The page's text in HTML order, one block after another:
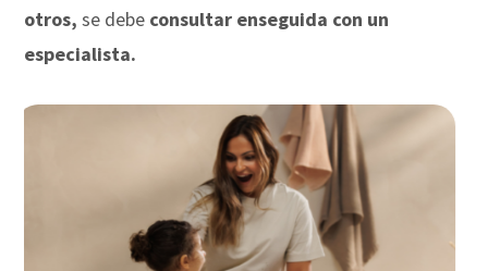
otros, se debe consultar enseguida con un
especialista.